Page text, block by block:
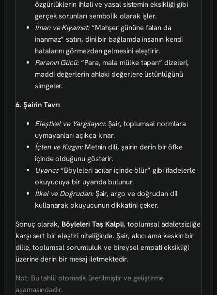
özgürlüklerin ihlali ve yasal sistemin eksikliği gibi
gerçek sorunları sembolik olarak işler.
İman ve Kıyamet:“Mahşer gününe falan da
inanmaz” satırı, dini bir bağlamda insanın kendi
hatalarını görmezden gelmesini eleştirir.
Paranın Gücü:“Para, mala mülke tapan” dizeleri,
maddi değerlerin ahlaki değerlere üstünlüğünü
simgeler.
6. Şairin Tavrı
Eleştirel ve Yargılayıcı:Şair, toplumsal normlara
uymayanları açıkça kınar.
İçten ve Kızgın:Metnin dili, şairin derin bir öfke
içinde olduğunu gösterir.
Uyarıcı:“Böyleleri acılar içinde ölür” gibi ifadelerle
okuyucuya bir uyarıda bulunur.
İlkel ve Doğrudan:Şair, argo ve doğrudan dil
kullanarak okuyucunun dikkatini çeker.
Sonuç olarak, Böyleleri Taş Kalpli, toplumsal adaletsizliğe
karşı sert bir eleştiri niteliğinde. Şair, akıcı ama keskin bir
dille, toplumsal sorumluluk ve bireysel empati eksikliği
üzerine derin bir mesaj iletmektedir.
Not: Bu tahlil otomatik üretilmiştir ve geliştirme
aşamasındadır.